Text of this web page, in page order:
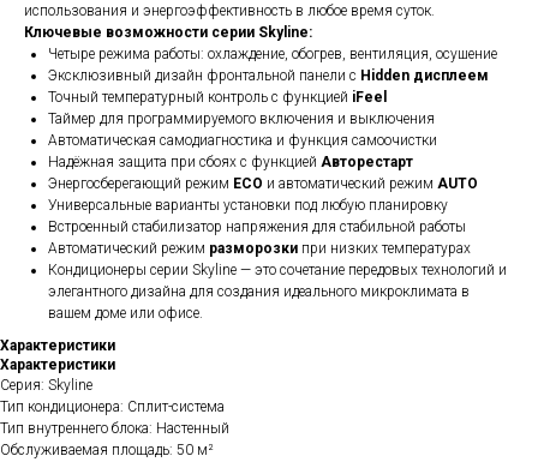
использования и энергоэффективность в любое время суток.
Ключевые возможности серии Skyline:
Четыре режима работы: охлаждение, обогрев, вентиляция, осушение
Эксклюзивный дизайн фронтальной панели с Hidden дисплеем
Точный температурный контроль с функцией iFeel
Таймер для программируемого включения и выключения
Автоматическая самодиагностика и функция самоочистки
Надёжная защита при сбоях с функцией Авторестарт
Энергосберегающий режим ECO и автоматический режим AUTO
Универсальные варианты установки под любую планировку
Встроенный стабилизатор напряжения для стабильной работы
Автоматический режим разморозки при низких температурах
Кондиционеры серии Skyline — это сочетание передовых технологий и
элегантного дизайна для создания идеального микроклимата в
вашем доме или офисе.
Характеристики
Характеристики
Серия: Skyline
Тип кондиционера: Сплит-система
Тип внутреннего блока: Настенный
Обслуживаемая площадь: 50 м²